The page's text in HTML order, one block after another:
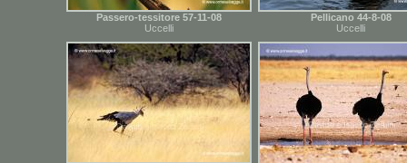
Passero-tessitore 57-11-08
Uccelli
Pellicano 44-8-08
Uccelli